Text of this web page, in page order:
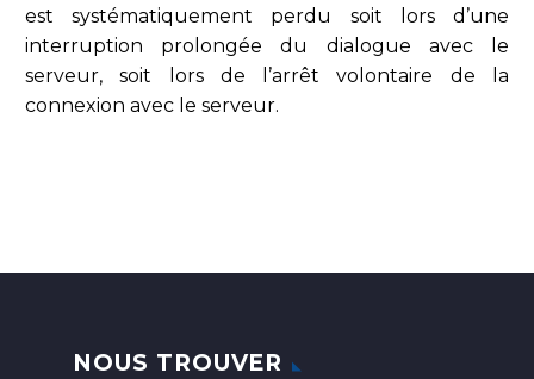
est systématiquement perdu soit lors d’une
interruption prolongée du dialogue avec le
serveur, soit lors de l’arrêt volontaire de la
connexion avec le serveur.
NOUS TROUVER